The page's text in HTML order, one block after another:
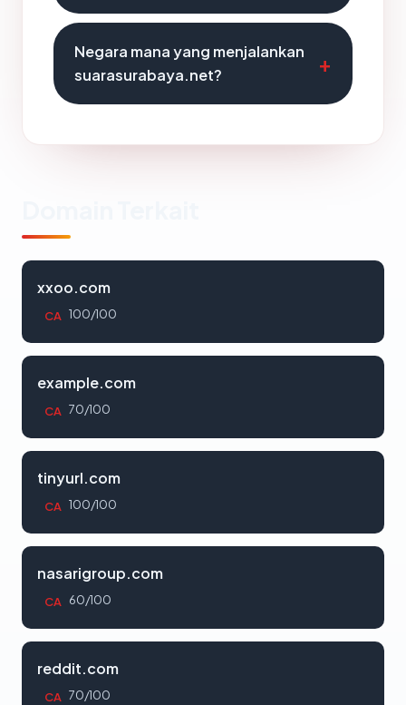
Negara mana yang menjalankan
suarasurabaya.net?
xxoo.com
CA 100/100
example.com
CA 70/100
tinyurl.com
CA 100/100
nasarigroup.com
CA 60/100
reddit.com
CA 70/100